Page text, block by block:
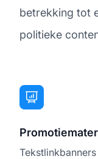
betrekking tot
politieke
Tekstlinkbanners